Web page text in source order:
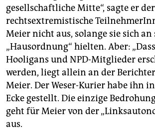
gesellschaftliche Mitte“, sagte er
rechtsextremistische
Meier nicht aus, solange sie sich an
„Hausordnung“ hielten. Aber:
Hooligans und NPD-Mitglieder
werden, liegt allein an der
Meier. Der Weser-Kurier habe ihn
Ecke gestellt. Die einzige
geht für Meier von der
aus.